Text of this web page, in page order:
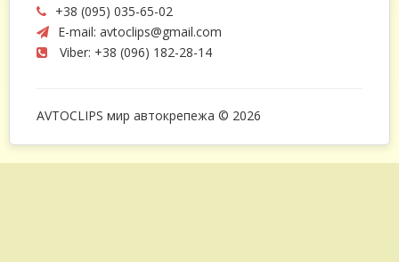
+38 (095) 035-65-02
E-mail: avtoclips@gmail.com
Viber: +38 (096) 182-28-14
AVTOCLIPS мир автокрепежа © 2026